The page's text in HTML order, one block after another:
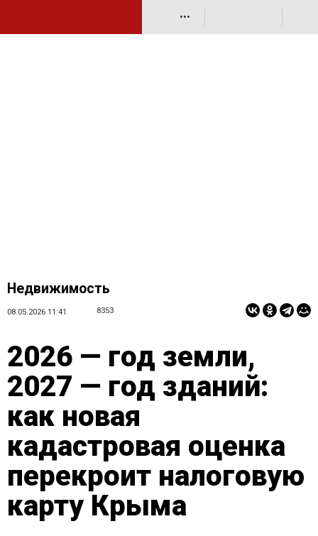
•••
Недвижимость
08.05.2026 11:41 8353
2026 — год земли,
2027 — год зданий:
как новая
кадастровая оценка
перекроит налоговую
карту Крыма